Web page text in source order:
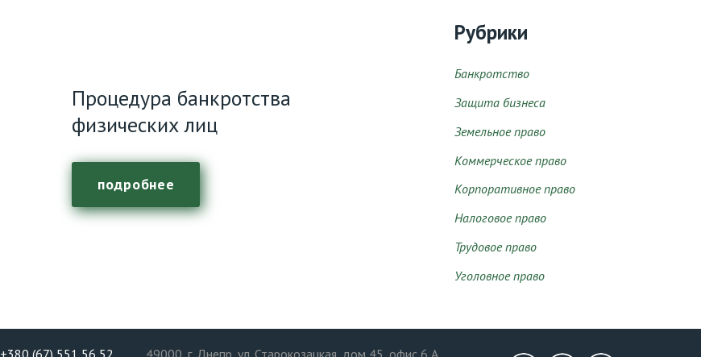
Процедура банкротства
физических лиц
подробнее
Рубрики
Банкротство
Защита бизнеса
Земельное право
Коммерческое право
Корпоративное право
Налоговое право
Трудовое право
Уголовное право
+380 (67) 551 56 52 49000 , г. Днепр, ул. Старокозацкая, дом 45, офис 6 А